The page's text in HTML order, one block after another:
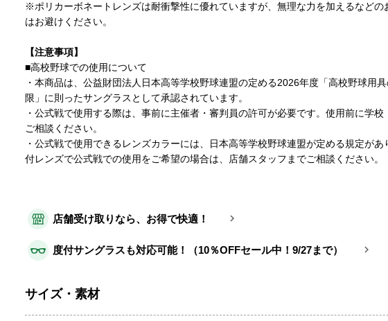
サイズ・素材
店舗受け取りなら、お得で快適！
度付サングラスも対応可能！（10％OFFセール中！9/27まで）
※ポリカーボネートレンズは耐衝撃性に優れていますが、無理な力を加えるなどの
はお避けください。
【注意事項】
■高校野球での使用について
・本商品は、公益財団法人日本高等学校野球連盟の定める2026年度「高校野球用
限」に則ったサングラスとして承認されています。
・公式戦で使用する際は、事前に主催者・審判員の許可が必要です。使用前に学校
ご相談ください。
・公式戦で使用できるレンズカラーには、日本高等学校野球連盟が定める規定があ
付レンズで公式戦での使用をご希望の場合は、店舗スタッフまでご相談ください。